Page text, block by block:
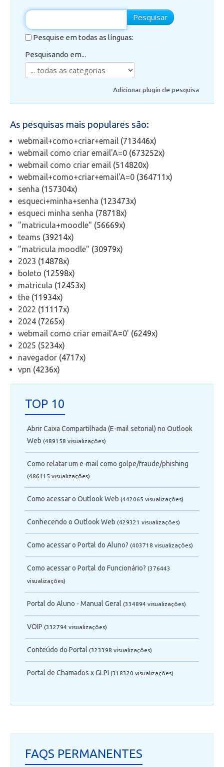
Secretaria de Administração Escolar - SAE
Biblioteca
Laboratórios
EAD
Suporte
Videoconferência
Telefonia
Office 365
Intercâmbio
Fluig
Feedz
Pesquisar
Pesquise em todas as línguas:
Pesquisando em...
Adicionar plugin de pesquisa
As pesquisas mais populares são:
webmail+como+criar+email (713446x)
webmail como criar email'A=0 (673252x)
webmail como criar email (514820x)
webmail+como+criar+email'A=0 (364711x)
senha (157304x)
esqueci+minha+senha (123473x)
esqueci minha senha (78718x)
"matricula+moodle" (56669x)
teams (39214x)
"matricula moodle" (30979x)
2023 (14878x)
boleto (12598x)
matricula (12453x)
the (11934x)
2022 (11117x)
2024 (7265x)
webmail como criar email'A=0' (6249x)
2025 (5234x)
navegador (4717x)
vpn (4236x)
TOP 10
Abrir Caixa Compartilhada (E-mail setorial) no Outlook
Web (489158 visualizaçôes)
Como relatar um e-mail como golpe/fraude/phishing
(486115 visualizaçôes)
Como acessar o Outlook Web (442065 visualizaçôes)
Conhecendo o Outlook Web (429321 visualizaçôes)
Como acessar o Portal do Aluno? (403718 visualizaçôes)
Como acessar o Portal do Funcionário? (376443
visualizaçôes)
Portal do Aluno - Manual Geral (334894 visualizaçôes)
VOIP (332794 visualizaçôes)
Conteúdo do Portal (323398 visualizaçôes)
Portal de Chamados x GLPI (318320 visualizaçôes)
FAQS PERMANENTES